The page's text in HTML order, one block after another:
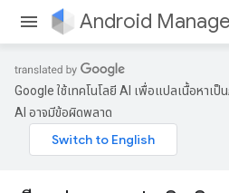
Google ใช้เทคโนโลยี AI เพื่อแปลเนื้อหาเ
AI อาจมีข้อผิดพลาด